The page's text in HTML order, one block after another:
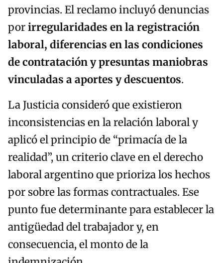
provincias. El reclamo incluyó denuncias
porirregularidades en la registración
laboral, diferencias en las condiciones
de contratación y presuntas maniobras
vinculadas a aportes y descuentos.
La Justicia consideró que existieron
inconsistencias en la relación laboral y
aplicó el principio de “primacía de la
realidad”, un criterio clave en el derecho
laboral argentino que prioriza los hechos
por sobre las formas contractuales. Ese
punto fue determinante para establecer la
antigüedad del trabajador y, en
consecuencia, el monto de la